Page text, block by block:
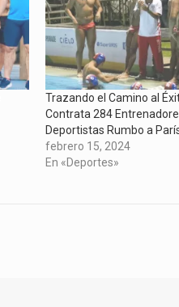
Trazando el Camino al
Contrata 284
Deportistas Rumbo a
febrero 15, 2024
En «Deportes»